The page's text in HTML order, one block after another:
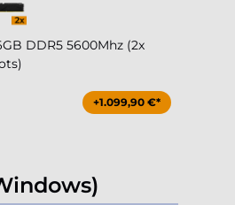
DDR5 5600Mhz (2x
+1.099,90 €*